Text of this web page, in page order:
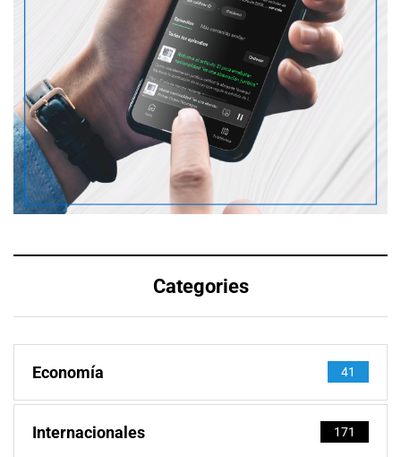
Categories
Economía 41
Internacionales 171